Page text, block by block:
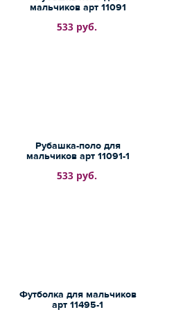
мальчиков арт 11091
533 руб.
Рубашка-поло для
мальчиков арт 11091-1
533 руб.
Футболка для мальчиков
арт 11495-1